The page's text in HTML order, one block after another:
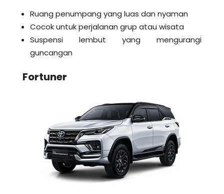
Ruang penumpang yang luas dan nyaman
Cocok untuk perjalanan grup atau wisata
Suspensi lembut yang mengurangi
guncangan
Fortuner